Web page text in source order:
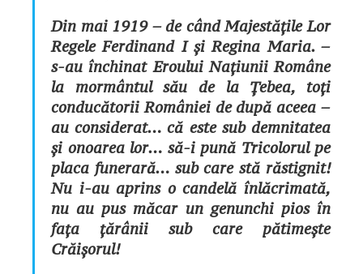
Din mai 1919 – de când Majestățile Lor
Regele Ferdinand I și Regina Maria. –
s-au închinat Eroului Națiunii Române
la mormântul său de la Țebea, toți
conducătorii României de după aceea –
au considerat… că este sub demnitatea
și onoarea lor… să-i pună Tricolorul pe
placa funerară… sub care stă răstignit!
Nu i-au aprins o candelă înlăcrimată,
nu au pus măcar un genunchi pios în
fața țărânii sub care pătimește
Crăișorul!